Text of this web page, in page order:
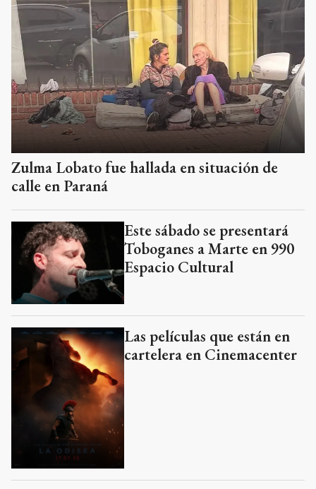
Zulma Lobato fue hallada en situación de
calle en Paraná
Este sábado se presentará
Toboganes a Marte en 990
Espacio Cultural
Las películas que están en
cartelera en Cinemacenter